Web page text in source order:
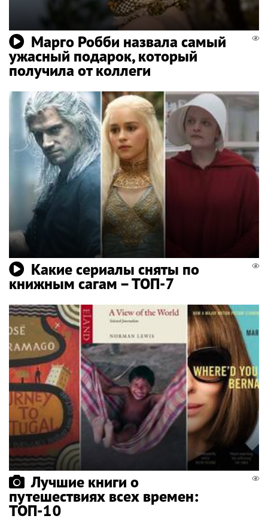
Марго Робби назвала самый
ужасный подарок, который
получила от коллеги
Какие сериалы сняты по
книжным сагам – ТОП-7
Лучшие книги о
путешествиях всех времен:
ТОП-10